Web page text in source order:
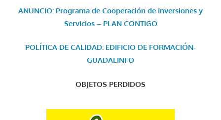
ANUNCIO: Programa de Cooperación de Inversiones y
Servicios – PLAN CONTIGO
POLÍTICA DE CALIDAD: EDIFICIO DE FORMACIÓN-
GUADALINFO
OBJETOS PERDIDOS